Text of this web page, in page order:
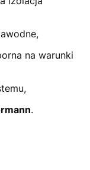
na warunki
.